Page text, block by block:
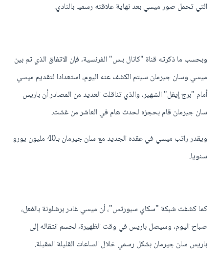
التي تحمل صور ميسي بعد نهاية علاقته رسميا بالنادي.
وبحسب ما ذكرته قناة "كانال بلس" الفرنسية، فإن الاتفاق الذي تم بين
ميسي وسان جيرمان سيتم الكشف عنه اليوم، استعدادا لتقديم ميسي
أمام "برج إيفل" الشهير، والذي تناقلت العديد من المصادر أن باريس
سان جيرمان قام بحجزه لحدث هام في العاشر من غشت.
ويقدر راتب ميسي في عقده الجديد مع سان جيرمان بـ40 مليون يورو
سنويا.
كما كشفت شبكة "سكاي سبورتس"، أن ميسي غادر برشلونة بالفعل،
صباح اليوم، وسيصل باريس في وقت الظهيرة، لحسم انتقاله إلى
باريس سان جيرمان بشكل رسمي خلال الساعات القليلة المقبلة.